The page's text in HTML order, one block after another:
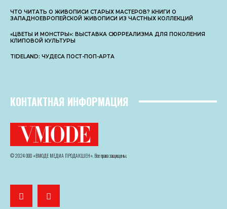
ЧТО ЧИТАТЬ О ЖИВОПИСИ СТАРЫХ МАСТЕРОВ? КНИГИ О
ЗАПАДНОЕВРОПЕЙСКОЙ ЖИВОПИСИ ИЗ ЧАСТНЫХ КОЛЛЕКЦИЙ
«ЦВЕТЫ И МОНСТРЫ»: ВЫСТАВКА СЮРРЕАЛИЗМА ДЛЯ ПОКОЛЕНИЯ
КЛИПОВОЙ КУЛЬТУРЫ
TIDELAND: ЧУДЕСА ПОСТ-ПОП-АРТА
КОНТАКТНАЯ ИНФОРМАЦИЯ
© 2024 ООО «ВМОДЕ МЕДИА ПРОДАКШЕН». Все права защищены.